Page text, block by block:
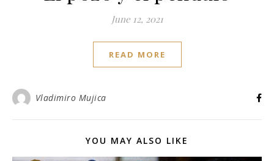
June 12, 2021
READ MORE
Vladimiro Mujica
YOU MAY ALSO LIKE